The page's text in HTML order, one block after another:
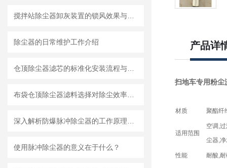
除尘器的日常维护工作介绍
使用脉冲除尘器的意义在于什么？
产品详
扫地车专用粉尘
材质 聚酯纤
适用范围
空调 ,
尘器,
性能 耐酸,